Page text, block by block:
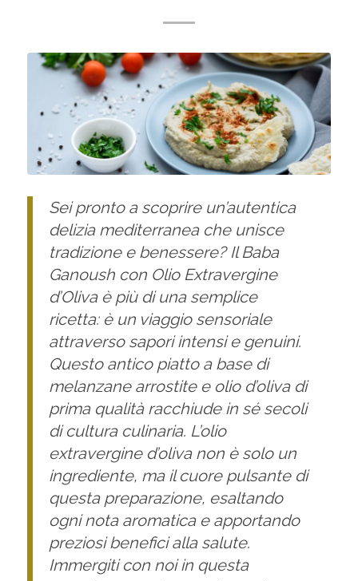
Sei pronto a scoprire un’autentica
delizia mediterranea che unisce
tradizione e benessere? Il Baba
Ganoush con Olio Extravergine
d’Oliva è più di una semplice
ricetta: è un viaggio sensoriale
attraverso sapori intensi e genuini.
Questo antico piatto a base di
melanzane arrostite e olio d’oliva di
prima qualità racchiude in sé secoli
di cultura culinaria. L’olio
extravergine d’oliva non è solo un
ingrediente, ma il cuore pulsante di
questa preparazione, esaltando
ogni nota aromatica e apportando
preziosi benefici alla salute.
Immergiti con noi in questa